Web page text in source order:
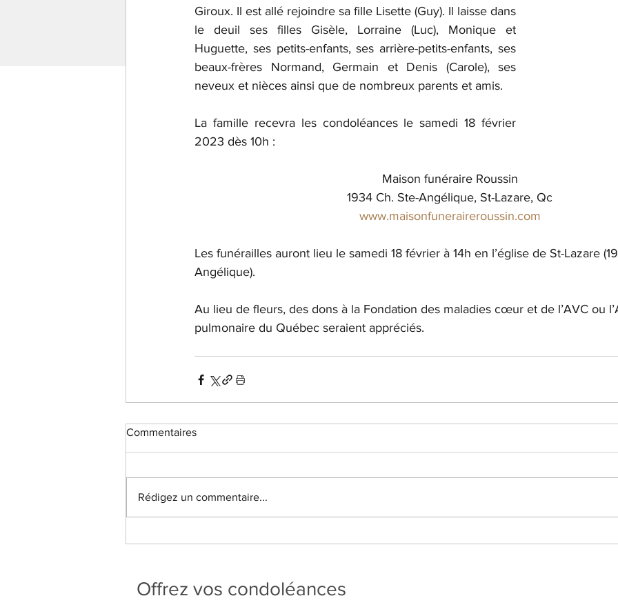
Giroux. Il est allé rejoindre sa fille Lisette (Guy). Il laisse dans
le deuil ses filles Gisèle, Lorraine (Luc), Monique et
Huguette, ses petits-enfants, ses arrière-petits-enfants, ses
beaux-frères Normand, Germain et Denis (Carole), ses
neveux et nièces ainsi que de nombreux parents et amis.
La famille recevra les condoléances le samedi 18 février
2023 dès 10h :
Maison funéraire Roussin
1934 Ch. Ste-Angélique, St-Lazare, Qc
www.maisonfuneraireroussin.com
Les funérailles auront lieu le samedi 18 février à 14h en l’église de St-Lazare
Angélique).
Au lieu de fleurs, des dons à la Fondation des maladies cœur et de l’AVC ou
pulmonaire du Québec seraient appréciés.
Commentaires
Rédigez un commentaire...
Offrez vos condoléances